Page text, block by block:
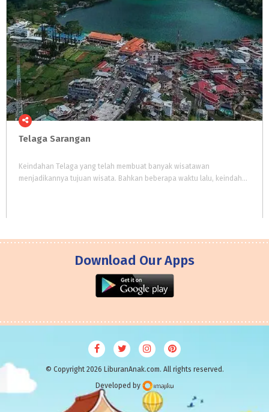
Telaga Sarangan
Keindahan Telaga yang telah membuat banyak wisatawan
menjadikannya tujuan wisata. Bahkan beberapa waktu lalu, keindahan telaga ini disamakan dengan Danau Geneva di Swiss. Karena indahnya pemandangan, alam yang masih asri, serta dinginnya udara
Download Our Apps
© Copyright 2026 LiburanAnak.com. All rights reserved.
Developed by